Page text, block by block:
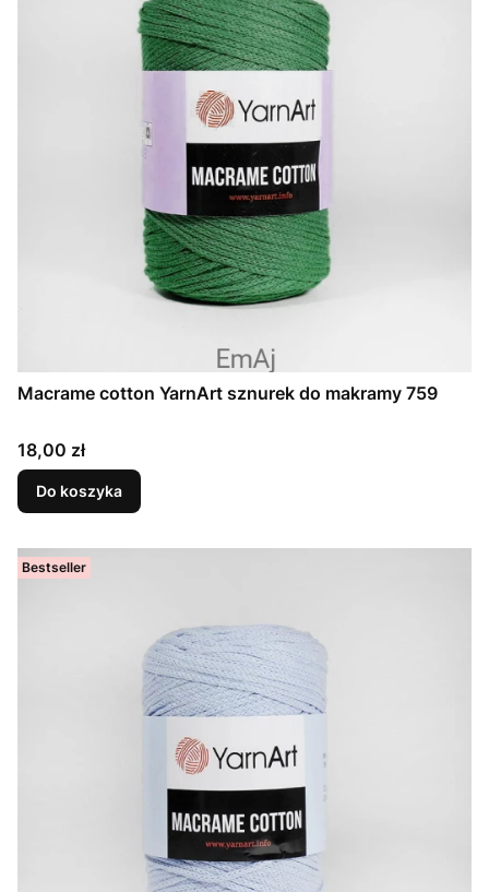
Macrame cotton YarnArt sznurek do makramy 759
Cena
18,00 zł
Do koszyka
Bestseller